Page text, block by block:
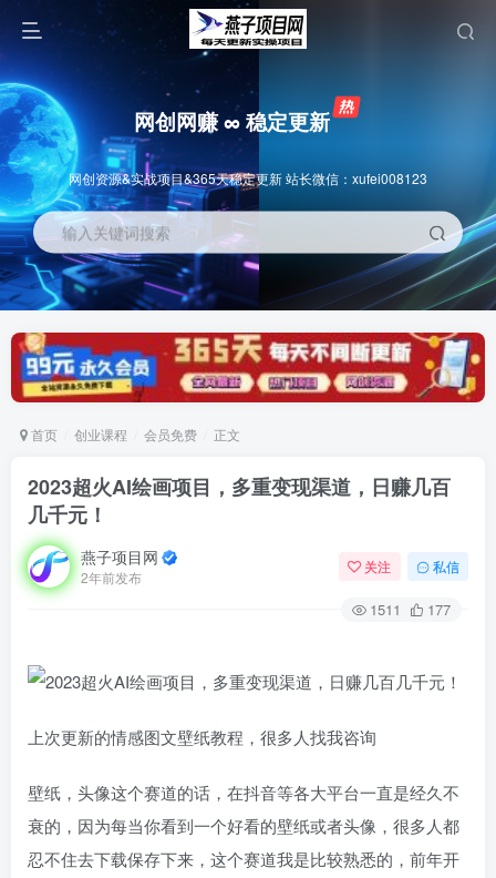
网创网赚 ∞ 稳定更新
网创资源&实战项目&365天稳定更新 站长微信：xufei008123
输入关键词搜索
首页 创业课程 会员免费 正文
2023超火AI绘画项目，多重变现渠道，日赚几百
几千元！
燕子项目网
2年前发布
关注 私信
1511 177
上次更新的情感图文壁纸教程，很多人找我咨询
壁纸，头像这个赛道的话，在抖音等各大平台一直是经久不
衰的，因为每当你看到一个好看的壁纸或者头像，很多人都
忍不住去下载保存下来，这个赛道我是比较熟悉的，前年开